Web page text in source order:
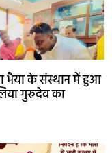
भैया के संस्थान में हुआ
गुरुदेव का